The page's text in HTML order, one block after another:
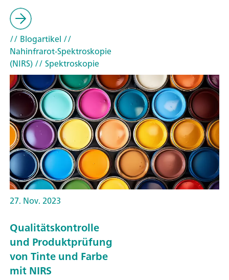
// Blogartikel //
Nahinfrarot-Spektroskopie
(NIRS)// Spektroskopie
27. Nov. 2023
Qualitätskontrolle
und Produktprüfung
von Tinte und Farbe
mit NIRS